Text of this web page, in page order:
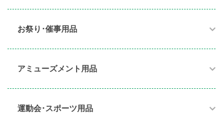
お祭り･催事用品​
アミューズメント用品​
運動会･スポーツ用品​